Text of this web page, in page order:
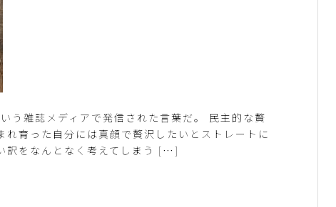
う雑誌メディアで発信された言葉だ。 民主的な贅
育った自分には真顔で贅沢したいとストレートに
訳をなんとなく考えてしまう […]